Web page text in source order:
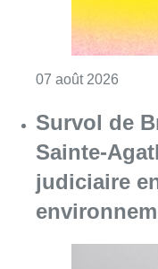
07 août 2026
Survol de
Sainte-
judiciaire